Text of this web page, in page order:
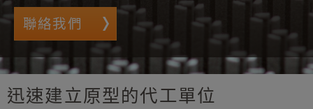
聯絡我們
迅速建立原型的代工單位